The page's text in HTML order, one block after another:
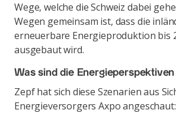
Wege, welche die Schweiz dabei
Wegen gemeinsam ist, dass die
erneuerbare Energieproduktion bis
ausgebaut wird.
Was sind die
Zepf hat sich diese Szenarien aus
Energieversorgers Axpo angeschaut: